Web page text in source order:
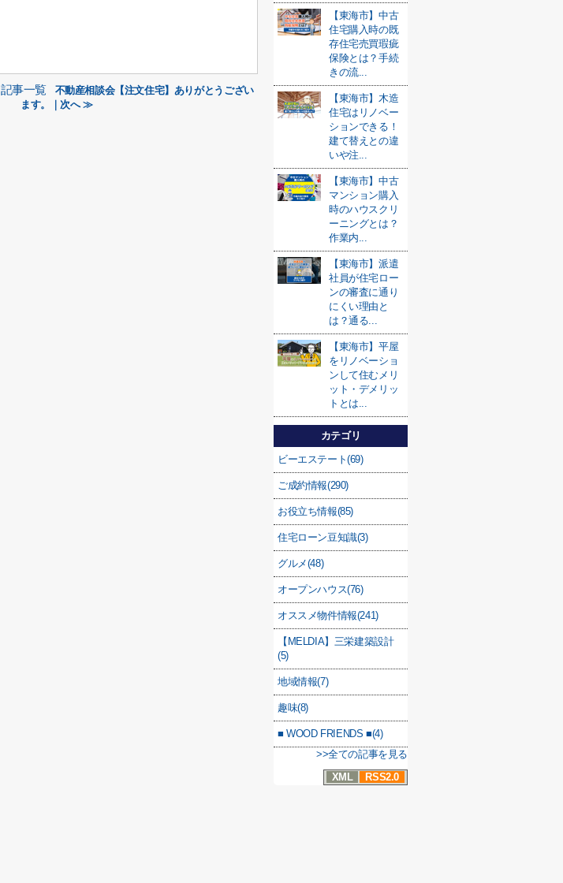
記事一覧
不動産相談会【注文住宅】ありがとうござい
ます。｜次へ ≫
【東海市】中古
住宅購入時の既
存住宅売買瑕疵
保険とは？手続
きの流...
【東海市】木造
住宅はリノベー
ションできる！
建て替えとの違
いや注...
【東海市】中古
マンション購入
時のハウスクリ
ーニングとは？
作業内...
【東海市】派遣
社員が住宅ロー
ンの審査に通り
にくい理由と
は？通る...
【東海市】平屋
をリノベーショ
ンして住むメリ
ット・デメリッ
トとは...
カテゴリ
ビーエステート(69)
ご成約情報(290)
お役立ち情報(85)
住宅ローン豆知識(3)
グルメ(48)
オープンハウス(76)
オススメ物件情報(241)
【MELDIA】三栄建築設計
(5)
地域情報(7)
趣味(8)
■ WOOD FRIENDS ■(4)
>>全ての記事を見る
XML
RSS2.0